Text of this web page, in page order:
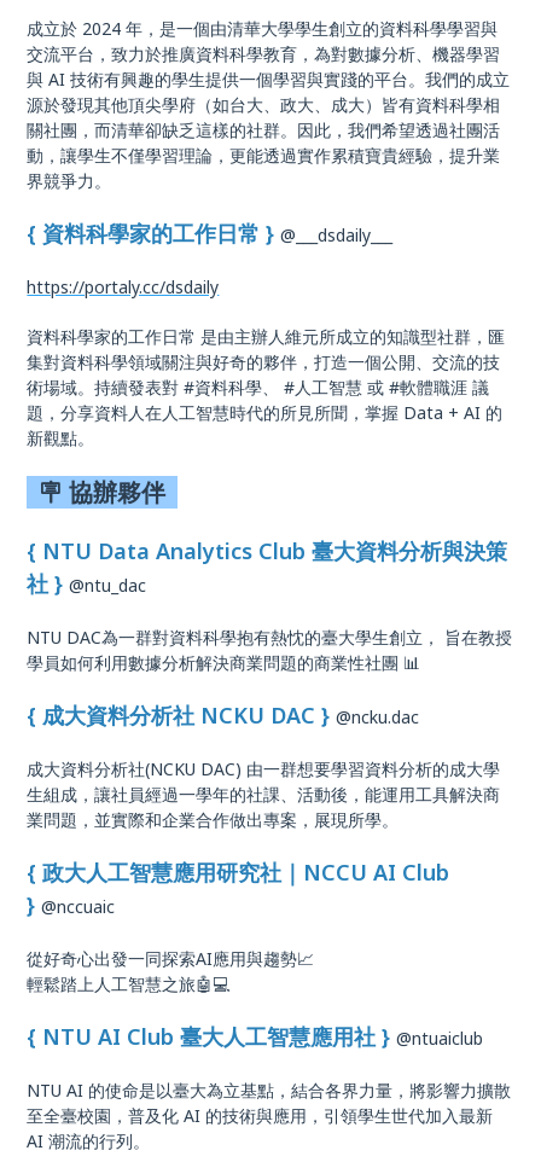
成立於 2024 年，是一個由清華大學學生創立的資料科學學習與
交流平台，致力於推廣資料科學教育，為對數據分析、機器學習
與 AI 技術有興趣的學生提供一個學習與實踐的平台。我們的成立
源於發現其他頂尖學府（如台大、政大、成大）皆有資料科學相
關社團，而清華卻缺乏這樣的社群。因此，我們希望透過社團活
動，讓學生不僅學習理論，更能透過實作累積寶貴經驗，提升業
界競爭力。
{ 資料科學家的工作日常 }@___dsdaily___
https://portaly.cc/dsdaily
資料科學家的工作日常 是由主辦人維元所成立的知識型社群，匯
集對資料科學領域關注與好奇的夥伴，打造一個公開、交流的技
術場域。持續發表對 #資料科學、 #人工智慧 或 #軟體職涯 議
題，分享資料人在人工智慧時代的所見所聞，掌握 Data + AI 的
新觀點。
🪧 協辦夥伴
{ NTU Data Analytics Club 臺大資料分析與決策
社 }@ntu_dac
NTU DAC為一群對資料科學抱有熱忱的臺大學生創立， 旨在教授
學員如何利用數據分析解決商業問題的商業性社團 📊
{ 成大資料分析社 NCKU DAC}@ncku.dac
成大資料分析社(NCKU DAC) 由一群想要學習資料分析的成大學
生組成，讓社員經過一學年的社課、活動後，能運用工具解決商
業問題，並實際和企業合作做出專案，展現所學。
{ 政大人工智慧應用研究社｜NCCU AI Club
}@nccuaic
從好奇心出發一同探索AI應用與趨勢📈
輕鬆踏上人工智慧之旅🤖💻
{ NTU AI Club 臺大人工智慧應用社 }@ntuaiclub
NTU AI 的使命是以臺大為立基點，結合各界力量，將影響力擴散
至全臺校園，普及化 AI 的技術與應用，引領學生世代加入最新
AI 潮流的行列。